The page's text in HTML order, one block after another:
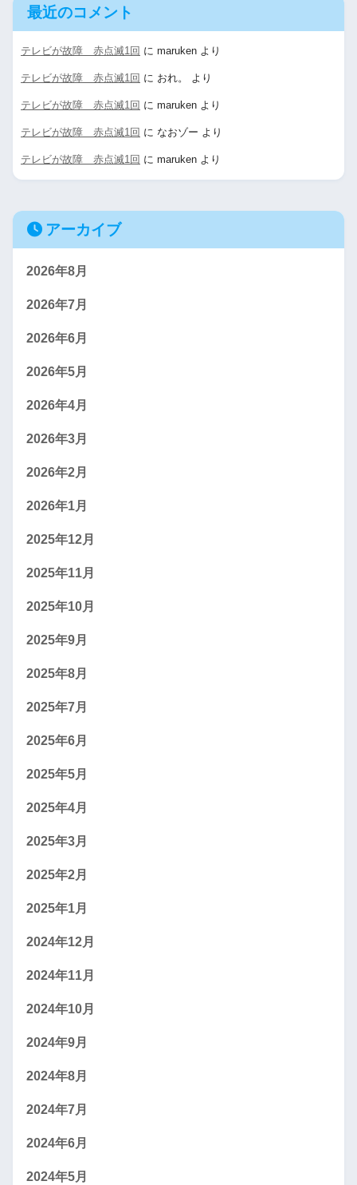
最近のコメント
テレビが故障 赤点滅1回 に maruken より
テレビが故障 赤点滅1回 に おれ。 より
テレビが故障 赤点滅1回 に maruken より
テレビが故障 赤点滅1回 に なおゾー より
テレビが故障 赤点滅1回 に maruken より
アーカイブ
2026年8月
2026年7月
2026年6月
2026年5月
2026年4月
2026年3月
2026年2月
2026年1月
2025年12月
2025年11月
2025年10月
2025年9月
2025年8月
2025年7月
2025年6月
2025年5月
2025年4月
2025年3月
2025年2月
2025年1月
2024年12月
2024年11月
2024年10月
2024年9月
2024年8月
2024年7月
2024年6月
2024年5月